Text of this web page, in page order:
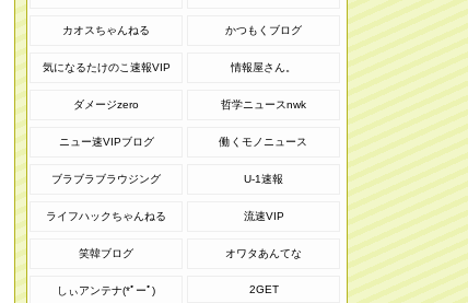
カオスちゃんねる かつもくブログ
気になるたけのこ速報VIP 情報屋さん。
ダメージzero 哲学ニュースnwk
ニュー速VIPブログ 働くモノニュース
ブラブラブラウジング U-1速報
ライフハックちゃんねる 流速VIP
笑韓ブログ オワタあんてな
しぃアンテナ(*ﾟーﾟ) 2GET